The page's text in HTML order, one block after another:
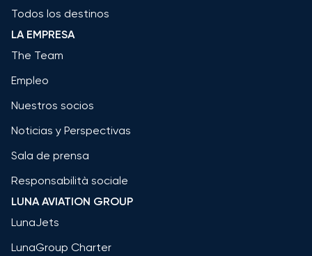
Todos los destinos
LA EMPRESA
The Team
Empleo
Nuestros socios
Noticias y Perspectivas
Sala de prensa
Responsabilità sociale
LUNA AVIATION GROUP
LunaJets
LunaGroup Charter